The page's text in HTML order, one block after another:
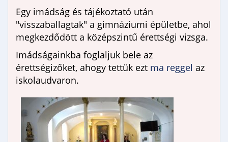
Egy imádság és tájékoztató után
"visszaballagtak" a gimnáziumi épületbe, ahol
megkezdődött a középszintű érettségi vizsga.
Imádságainkba foglaljuk bele az
érettségizőket, ahogy tettük ezt ma reggel az
iskolaudvaron.